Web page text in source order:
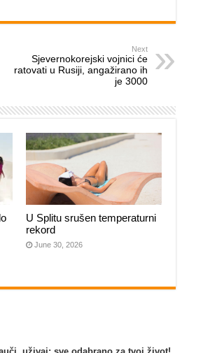
Next
Sjevernokorejski vojnici će
ratovati u Rusiji, angažirano ih
je 3000
U Splitu srušen temperaturni
rekord
June 30, 2026